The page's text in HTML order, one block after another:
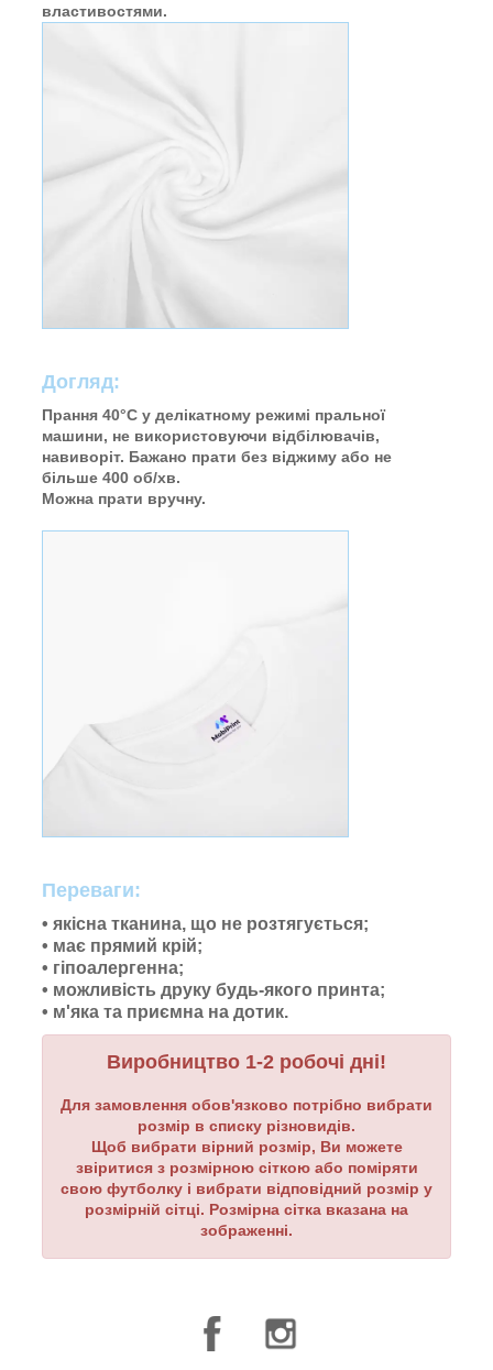
властивостями.
Догляд:
Прання 40°C у делікатному режимі пральної
машини, не використовуючи відбілювачів,
навиворіт. Бажано прати без віджиму або не
більше 400 об/хв.
Можна прати вручну.
Переваги:
• якісна тканина, що не розтягується;
• має прямий крій;
• гіпоалергенна;
• можливість друку будь-якого принта;
• м'яка та приємна на дотик.
Виробництво 1-2 робочі дні!
Для замовлення обов'язково потрібно вибрати
розмір в списку різновидів.
Щоб вибрати вірний розмір, Ви можете
звіритися з розмірною сіткою або поміряти
свою футболку і вибрати відповідний розмір у
розмірній сітці. Розмірна сітка вказана на
зображенні.